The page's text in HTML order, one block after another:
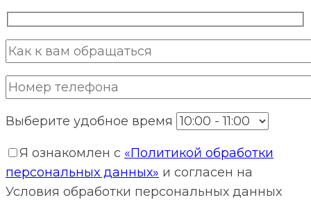
Выберите удобное время
Я ознакомлен с «Политикой обработки
персональных данных» и согласен на
Условия обработки персональных данных